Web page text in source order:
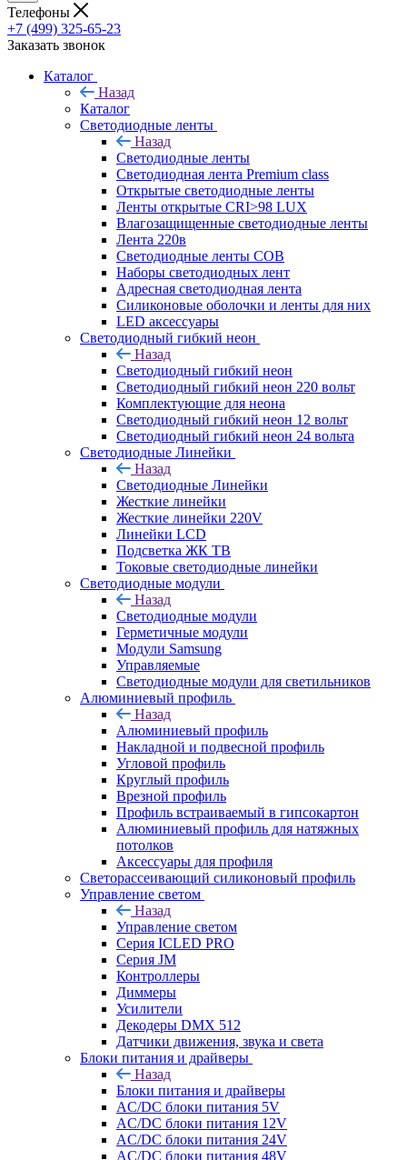
Телефоны
+7 (499) 325-65-23
Заказать звонок
Каталог
Назад
Каталог
Светодиодные ленты
Назад
Светодиодные ленты
Светодиодная лента Premium class
Открытые светодиодные ленты
Ленты открытые CRI>98 LUX
Влагозащищенные светодиодные ленты
Лента 220в
Светодиодные ленты COB
Наборы светодиодных лент
Адресная светодиодная лента
Силиконовые оболочки и ленты для них
LED аксессуары
Светодиодный гибкий неон
Назад
Светодиодный гибкий неон
Светодиодный гибкий неон 220 вольт
Комплектующие для неона
Светодиодный гибкий неон 12 вольт
Светодиодный гибкий неон 24 вольта
Светодиодные Линейки
Назад
Светодиодные Линейки
Жесткие линейки
Жесткие линейки 220V
Линейки LCD
Подсветка ЖК ТВ
Токовые светодиодные линейки
Светодиодные модули
Назад
Светодиодные модули
Герметичные модули
Модули Samsung
Управляемые
Светодиодные модули для светильников
Алюминиевый профиль
Назад
Алюминиевый профиль
Накладной и подвесной профиль
Угловой профиль
Круглый профиль
Врезной профиль
Профиль встраиваемый в гипсокартон
Алюминиевый профиль для натяжных
потолков
Аксессуары для профиля
Светорассеивающий силиконовый профиль
Управление светом
Назад
Управление светом
Серия ICLED PRO
Серия JM
Контроллеры
Диммеры
Усилители
Декодеры DMX 512
Датчики движения, звука и света
Блоки питания и драйверы
Назад
Блоки питания и драйверы
AC/DC блоки питания 5V
AC/DC блоки питания 12V
AC/DC блоки питания 24V
AC/DC блоки питания 48V